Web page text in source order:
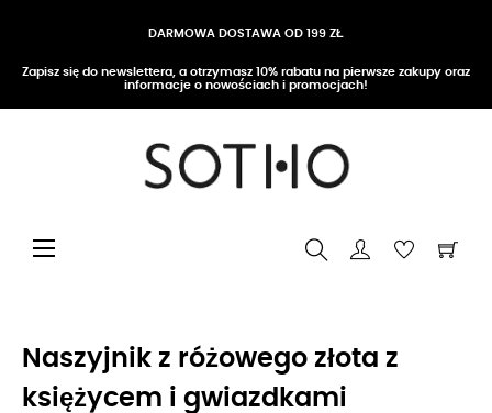
DARMOWA DOSTAWA OD 199 ZŁ
Zapisz się do newslettera, a otrzymasz 10% rabatu na pierwsze zakupy oraz
informacje o nowościach i promocjach!
Przełącz nawigację
☰
Naszyjnik z różowego złota z
księżycem i gwiazdkami